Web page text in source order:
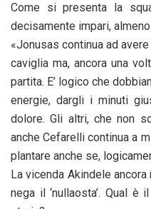
Come si presenta la
decisamente impari,
«Jonusas continua ad
caviglia ma, ancora una
partita. E’ logico che
energie, dargli i minuti
dolore. Gli altri, che non
anche Cefarelli continua a
plantare anche se,
La vicenda Akindele
nega il ‘nullaosta’. Qual